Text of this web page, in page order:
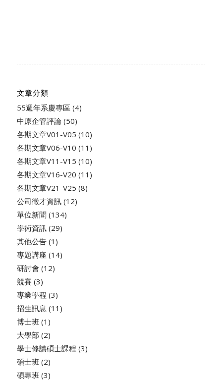
文章分類
55週年系慶專區 (4)
中原企管評論(50)
各期文章V01-V05 (10)
各期文章V06-V10 (11)
各期文章V11-V15 (10)
各期文章V16-V20 (11)
各期文章V21-V25 (8)
公司徵才資訊(12)
單位新聞(134)
學術資訊(29)
其他公告(1)
專題講座 (14)
研討會 (12)
競賽 (3)
專業學程 (3)
招生訊息 (11)
博士班(1)
大學部 (2)
學士修讀碩士課程 (3)
碩士班(2)
碩專班(3)